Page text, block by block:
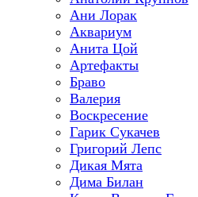
Ани Лорак
Аквариум
Анита Цой
Артефакты
Браво
Валерия
Воскресение
Гарик Сукачев
Григорий Лепс
Дикая Мята
Дима Билан